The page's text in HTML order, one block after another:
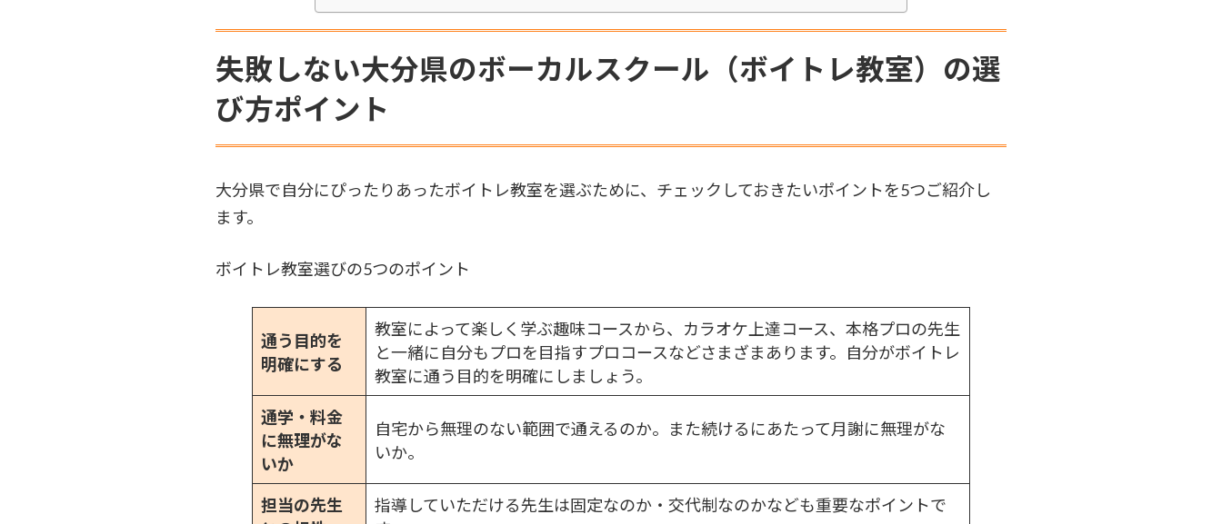
失敗しない大分県のボーカルスクール（ボイトレ教室）の選
び方ポイント
大分県で自分にぴったりあったボイトレ教室を選ぶために、チェックしておきたいポイントを5つご紹介し
ます。
ボイトレ教室選びの5つのポイント
通う目的を
明確にする
教室によって楽しく学ぶ趣味コースから、カラオケ上達コース、本格プロの先生
と一緒に自分もプロを目指すプロコースなどさまざまあります。自分がボイトレ
教室に通う目的を明確にしましょう。
通学・料金
に無理がな
いか
自宅から無理のない範囲で通えるのか。また続けるにあたって月謝に無理がな
いか。
担当の先生
指導していただける先生は固定なのか・交代制なのかなども重要なポイントで